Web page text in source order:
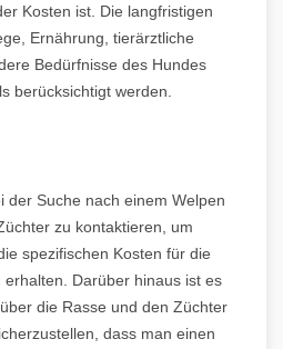
Kosten ist. Die langfristigen
Ernährung, tierärztliche
Bedürfnisse des Hundes
berücksichtigt werden.
der Suche nach einem Welpen
zu kontaktieren, um
spezifischen Kosten für die
Darüber hinaus ist es
die Rasse und den Züchter
dass man einen